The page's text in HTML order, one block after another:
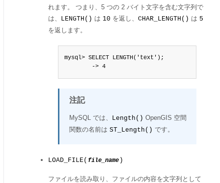
れます。 つまり、5 つの 2 バイト文字を含む文字列で
は、 LENGTH() は 10 を返し、 CHAR_LENGTH() は 5
を返します。
mysql> SELECT LENGTH('text');
        -> 4
注記
MySQL では、 Length() OpenGIS 空間
関数の名前は ST_Length() です。
LOAD_FILE( file_name )
ファイルを読み取り、ファイルの内容を文字列として